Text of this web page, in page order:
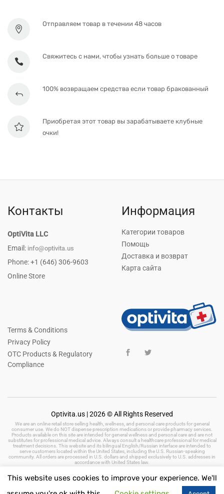
Отправляем товар в течении 48 часов
Свяжитесь с нами, чтобы узнать больше о товаре
100% возвращаем средства если товар бракованный
Приобретая этот товар вы зарабатываете клубные
очки!
Контакты
OptiVita LLC
Email: info@optivita.us
Phone: +1 (646) 306-9603
Online Store
Информация
Категории товаров
Помощь
Доставка и возврат
Карта сайта
Terms & Conditions
Privacy Policy
OTC Products & Regulatory
Compliance
Optivita.us | 2026 © All Rights Reserved
We are an online retail store selling health, wellness, and personal care products for general
consumer use. We do NOT dispense prescription medications or provide pharmacy services.
Products available on this site are intended for general wellness and personal care and are not
substitutes for professional medical advice. Always consult a healthcare professional for medical
treatment decisions. This website and its bilingual English/Russian interface are intended to
serve customers located within the United States, including the U.S. Russian-speaking
community. All orders are processed in U.S. dollars and shipped exclusively to U.S. addresses in
accordance with United States law.
This website uses cookies to improve your experience. We'll